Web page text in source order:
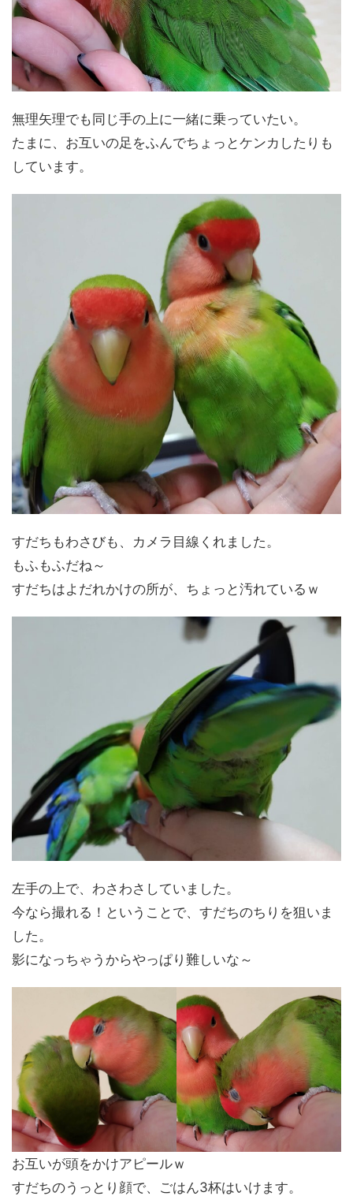
無理矢理でも同じ手の上に一緒に乗っていたい。
たまに、お互いの足をふんでちょっとケンカしたりも
しています。
すだちもわさびも、カメラ目線くれました。
もふもふだね～
すだちはよだれかけの所が、ちょっと汚れているｗ
左手の上で、わさわさしていました。
今なら撮れる！ということで、すだちのちりを狙いま
した。
影になっちゃうからやっぱり難しいな～
お互いが頭をかけアピールｗ
すだちのうっとり顔で、ごはん3杯はいけます。